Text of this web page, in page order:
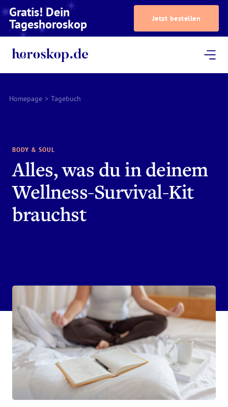
Gratis! Dein
Tageshoroskop Jetzt bestellen
Homepage > Tagebuch
BODY & SOUL
Alles, was du in deinem
Wellness-Survival-Kit
brauchst